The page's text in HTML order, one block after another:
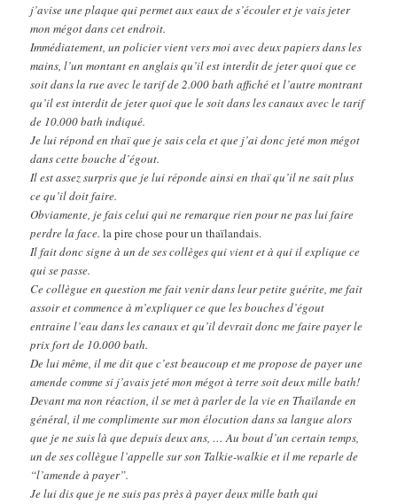
j’avise une plaque qui permet aux eaux de s’écouler et je vais jeter
mon mégot dans cet endroit.
Immédiatement, un policier vient vers moi avec deux papiers dans les
mains, l’un montant en anglais qu’il est interdit de jeter quoi que ce
soit dans la rue avec le tarif de 2.000 bath affiché et l’autre montrant
qu’il est interdit de jeter quoi que le soit dans les canaux avec le tarif
de 10.000 bath indiqué.
Je lui répond en thaï que je sais cela et que j’ai donc jeté mon mégot
dans cette bouche d’égout.
Il est assez surpris que je lui réponde ainsi en thaï qu’il ne sait plus
ce qu’il doit faire.
Obviamente, je fais celui qui ne remarque rien pour ne pas lui faire
perdre la face.la pire chose pour un thaïlandais.
Il fait donc signe à un de ses collèges qui vient et à qui il explique ce
qui se passe.
Ce collègue en question me fait venir dans leur petite guérite, me fait
assoir et commence à m’expliquer ce que les bouches d’égout
entraine l’eau dans les canaux et qu’il devrait donc me faire payer le
prix fort de 10.000 bath.
De lui même, il me dit que c’est beaucoup et me propose de payer une
amende comme si j’avais jeté mon mégot à terre soit deux mille bath!
Devant ma non réaction, il se met à parler de la vie en Thaïlande en
général, il me complimente sur mon élocution dans sa langue alors
que je ne suis là que depuis deux ans, … Au bout d’un certain temps,
un de ses collègue l’appelle sur son Talkie-walkie et il me reparle de
“l’amende à payer”.
Je lui dis que je ne suis pas près à payer deux mille bath qui